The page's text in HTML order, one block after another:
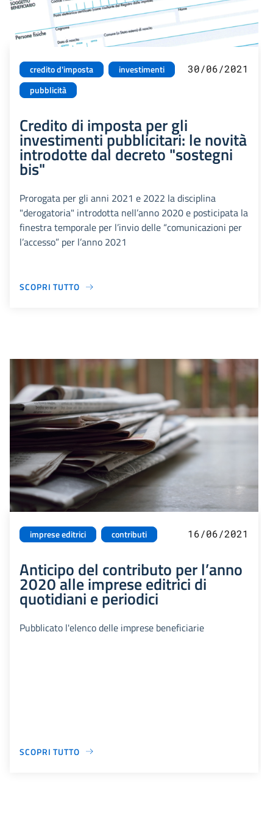
credito d'imposta
investimenti
pubblicità
30/06/2021
Credito di imposta per gli
investimenti pubblicitari: le novità
introdotte dal decreto "sostegni
bis"
Prorogata per gli anni 2021 e 2022 la disciplina
"derogatoria" introdotta nell’anno 2020 e posticipata la
finestra temporale per l’invio delle “comunicazioni per
l’accesso” per l’anno 2021
SCOPRI TUTTO
imprese editrici contributi 16/06/2021
Anticipo del contributo per l’anno
2020 alle imprese editrici di
quotidiani e periodici
Pubblicato l'elenco delle imprese beneficiarie
SCOPRI TUTTO